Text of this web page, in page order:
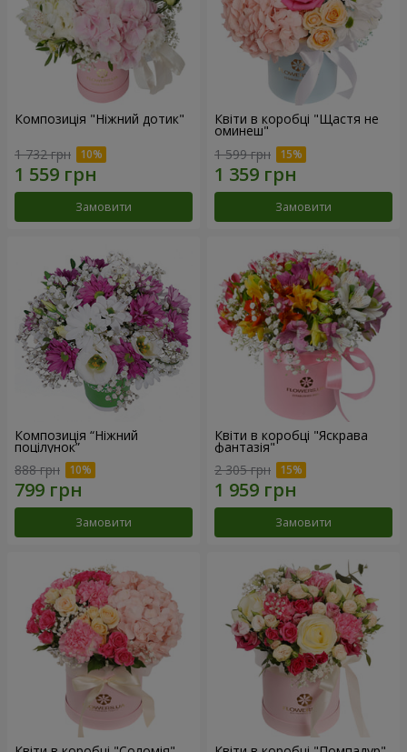
Композиція "Ніжний дотик"
1 732 грн
Замовити
Квіти в коробці "Щастя не
оминеш"
1 599 грн
Замовити
Композиція “Ніжний
поцілунок”
888 грн
Замовити
Квіти в коробці "Яскрава
фантазія"
2 305 грн
Замовити